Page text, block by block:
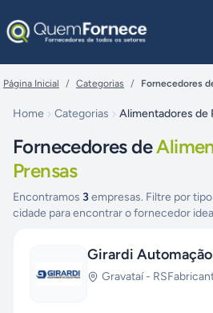
Página Inicial / Categorias / Fornecedores
Home Categorias Alimentadores de
Fornecedores de
Prensas
Encontramos 3 empresas. Filtre por
cidade para encontrar o fornecedor
Girardi
Gravataí- RS